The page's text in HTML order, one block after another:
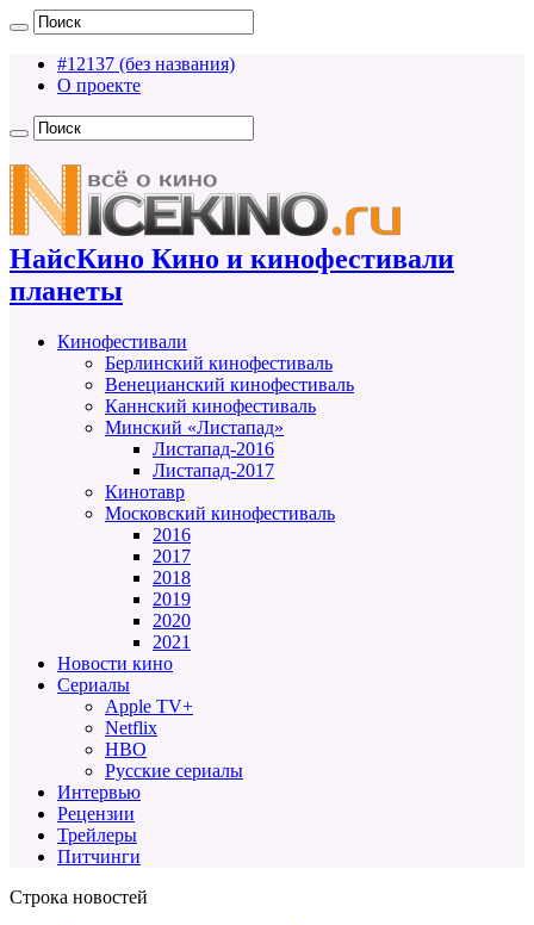
#12137 (без названия)
О проекте
НайсКино Кино и кинофестивали
планеты
Кинофестивали
Берлинский кинофестиваль
Венецианский кинофестиваль
Каннский кинофестиваль
Минский «Листапад»
Листапад-2016
Листапад-2017
Кинотавр
Московский кинофестиваль
2016
2017
2018
2019
2020
2021
Новости кино
Сериалы
Apple TV+
Netflix
HBO
Русские сериалы
Интервью
Рецензии
Трейлеры
Питчинги
Строка новостей